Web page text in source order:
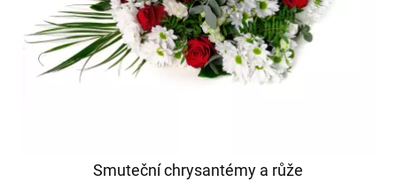
Smuteční chrysantémy a růže